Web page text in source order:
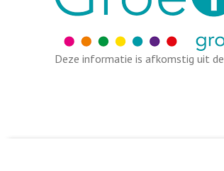
Deze informatie is afkomstig uit de